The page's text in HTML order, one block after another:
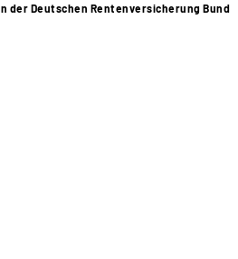
der Deutschen Rentenversicherung Bund